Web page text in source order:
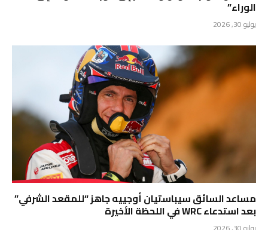
الوراء”
يوليو 30, 2026
مساعد السائق سيباستيان أوجييه جاهز “للمقعد الشرفي”
بعد استدعاء WRC في اللحظة الأخيرة